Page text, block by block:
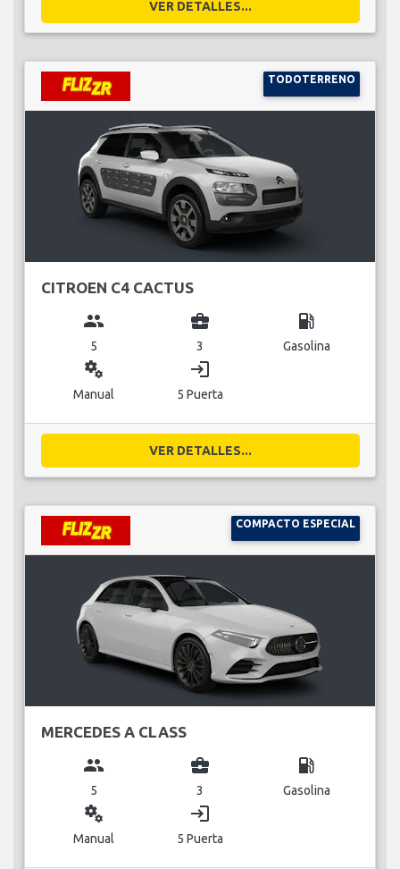
VER DETALLES...
TODOTERRENO
CITROEN C4 CACTUS
group
5
business_center
3
local_gas_station
Gasolina
miscellaneous_services
Manual
login
5 Puerta
VER DETALLES...
COMPACTO ESPECIAL
MERCEDES A CLASS
group
5
business_center
3
local_gas_station
Gasolina
miscellaneous_services
Manual
login
5 Puerta